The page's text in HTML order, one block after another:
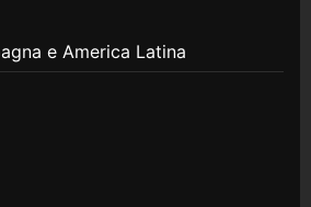
e America Latina